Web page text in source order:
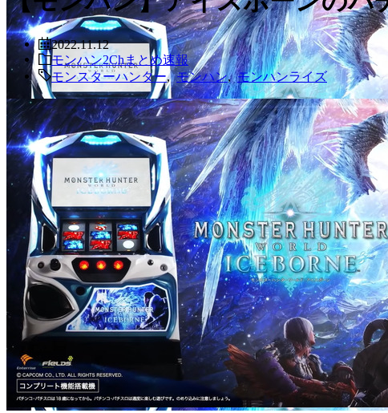
2022.11.12
モンハン2Chまとめ速報
モンスターハンター,モンハン,モンハンライズ